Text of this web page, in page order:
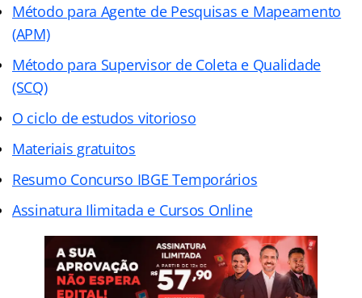
Método para Agente de Pesquisas e Mapeamento
(APM)
Método para Supervisor de Coleta e Qualidade
(SCQ)
O ciclo de estudos vitorioso
Materiais gratuitos
Resumo Concurso IBGE Temporários
Assinatura Ilimitada e Cursos Online